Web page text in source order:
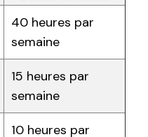
40 heures par
semaine
15 heures par
semaine
10 heures par